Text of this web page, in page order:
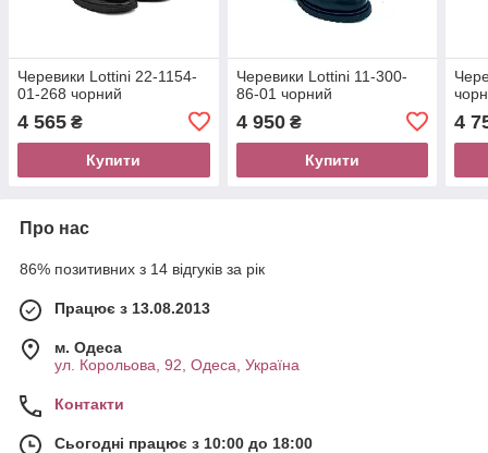
Черевики Lottini 22-1154-
01-268 чорний
4 565 ₴
Купити
Черевики Lottini 11-300-
86-01 чорний
4 950₴
Купити
4
Про нас
86% позитивних з 14 відгуків за рік
Працює з 13.08.2013
м. Одеса
ул. Корольова, 92, Одеса, Україна
Контакти
Сьогодні працює з 10:00 до 18:00